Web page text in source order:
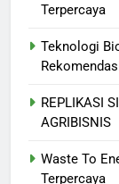
Terpercaya
Teknologi
REPLIKASI
AGRIBISNIS
Waste To
Terpercaya